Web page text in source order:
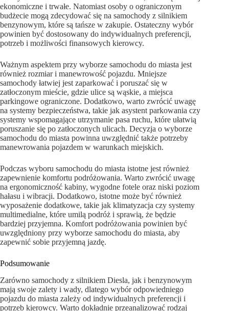
ekonomiczne i trwałe. Natomiast osoby o ograniczonym
budżecie mogą zdecydować się na samochody z silnikiem
benzynowym, które są tańsze w zakupie. Ostateczny wybór
powinien być dostosowany do indywidualnych preferencji,
potrzeb i możliwości finansowych kierowcy.
Ważnym aspektem przy wyborze samochodu do miasta jest
również rozmiar i manewrowość pojazdu. Mniejsze
samochody łatwiej jest zaparkować i poruszać się w
zatłoczonym mieście, gdzie ulice są wąskie, a miejsca
parkingowe ograniczone. Dodatkowo, warto zwrócić uwagę
na systemy bezpieczeństwa, takie jak asystent parkowania czy
systemy wspomagające utrzymanie pasa ruchu, które ułatwią
poruszanie się po zatłoczonych ulicach. Decyzja o wyborze
samochodu do miasta powinna uwzględnić także potrzeby
manewrowania pojazdem w warunkach miejskich.
Podczas wyboru samochodu do miasta istotne jest również
zapewnienie komfortu podróżowania. Warto zwrócić uwagę
na ergonomiczność kabiny, wygodne fotele oraz niski poziom
hałasu i wibracji. Dodatkowo, istotne może być również
wyposażenie dodatkowe, takie jak klimatyzacja czy systemy
multimedialne, które umilą podróż i sprawią, że będzie
bardziej przyjemna. Komfort podróżowania powinien być
uwzględniony przy wyborze samochodu do miasta, aby
zapewnić sobie przyjemną jazdę.
Podsumowanie
Zarówno samochody z silnikiem Diesla, jak i benzynowym
mają swoje zalety i wady, dlatego wybór odpowiedniego
pojazdu do miasta zależy od indywidualnych preferencji i
potrzeb kierowcy. Warto dokładnie przeanalizować rodzaj